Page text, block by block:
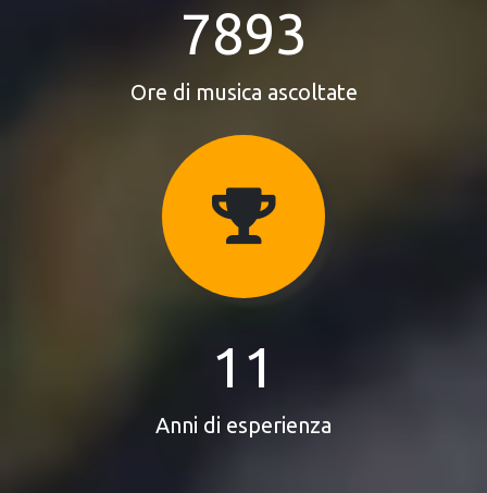
7893
Ore di musica ascoltate
11
Anni di esperienza